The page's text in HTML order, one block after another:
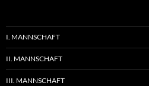
I. MANNSCHAFT
II. MANNSCHAFT
III. MANNSCHAFT